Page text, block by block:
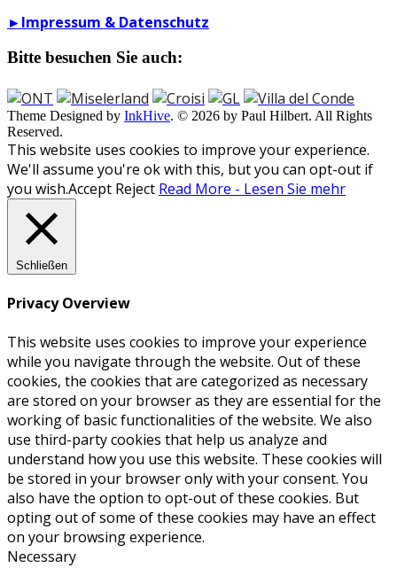
►Impressum & Datenschutz
Bitte besuchen Sie auch:
Theme Designed by InkHive. © 2026 by Paul Hilbert. All Rights
Reserved.
This website uses cookies to improve your experience.
We'll assume you're ok with this, but you can opt-out if
you wish.Accept Reject Read More - Lesen Sie mehr
Schließen
Privacy Overview
This website uses cookies to improve your experience
while you navigate through the website. Out of these
cookies, the cookies that are categorized as necessary
are stored on your browser as they are essential for the
working of basic functionalities of the website. We also
use third-party cookies that help us analyze and
understand how you use this website. These cookies will
be stored in your browser only with your consent. You
also have the option to opt-out of these cookies. But
opting out of some of these cookies may have an effect
on your browsing experience.
Necessary